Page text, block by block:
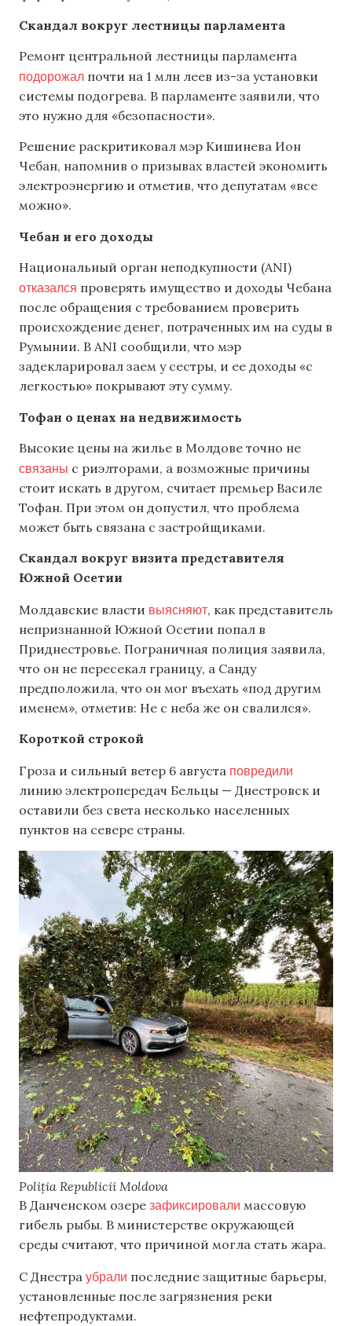
Скандал вокруг лестницы парламента
Ремонт центральной лестницы парламента
подорожал почти на 1 млн леев из-за установки
системы подогрева. В парламенте заявили, что
это нужно для «безопасности».
Решение раскритиковал мэр Кишинева Ион
Чебан, напомнив о призывах властей экономить
электроэнергию и отметив, что депутатам «все
можно».
Чебан и его доходы
Национальный орган неподкупности (ANI)
отказался проверять имущество и доходы Чебана
после обращения с требованием проверить
происхождение денег, потраченных им на суды в
Румынии. В ANI сообщили, что мэр
задекларировал заем у сестры, и ее доходы «с
легкостью» покрывают эту сумму.
Тофан о ценах на недвижимость
Высокие цены на жилье в Молдове точно не
связаны с риэлторами, а возможные причины
стоит искать в другом, считает премьер Василе
Тофан. При этом он допустил, что проблема
может быть связана с застройщиками.
Скандал вокруг визита представителя
Южной Осетии
Молдавские власти выясняют, как представитель
непризнанной Южной Осетии попал в
Приднестровье. Пограничная полиция заявила,
что он не пересекал границу, а Санду
предположила, что он мог въехать «под другим
именем», отметив: Не с неба же он свалился».
Короткой строкой
Гроза и сильный ветер 6 августа повредили
линию электропередач Бельцы — Днестровск и
оставили без света несколько населенных
пунктов на севере страны.
Poliția Republicii Moldova
В Данченском озере зафиксировали массовую
гибель рыбы. В министерстве окружающей
среды считают, что причиной могла стать жара.
С Днестра убрали последние защитные барьеры,
установленные после загрязнения реки
нефтепродуктами.